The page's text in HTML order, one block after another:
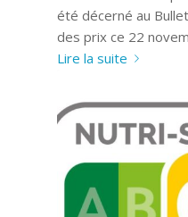
été décerné au
des prix ce 22
Lire la suite